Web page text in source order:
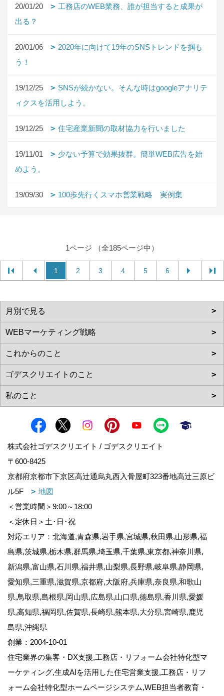
20/01/20
工務店のWEB業務、誰が担当すると成果が
出る？
20/01/06
2020年に向けて19年のSNSトレンドを掴も
う！
19/12/25
SNSが続かない。そんな時はgoogleアナリテ
ィクスを活用しよう。
19/12/25 住宅産業新聞の取材協力を行いました
19/11/01
少ない予算で効果抜群。簡単WEB広告を始
めよう。
19/09/30 100歩先行くスマホ営業戦略 実例集
1ページ （全185ページ中）
1 2 3 4 5 6
株式会社ゴデスクリエイト / ゴデスクリエイト
〒600-8425
京都府京都市下京区高辻通烏丸西入骨屋町323番地高辻三原ビ
ル5F
地図
＜営業時間＞9:00～18:00
＜定休日＞土･日･祝
対応エリア：北海道,青森県,岩手県,宮城県,秋田県,山形県,福
島県,茨城県,栃木県,群馬県,埼玉県,千葉県,東京都,神奈川県,
新潟県,富山県,石川県,福井県,山梨県,長野県,岐阜県,静岡県,
愛知県,三重県,滋賀県,京都府,大阪府,兵庫県,奈良県,和歌山
県,鳥取県,島根県,岡山県,広島県,山口県,徳島県,香川県,愛媛
県,高知県,福岡県,佐賀県,長崎県,熊本県,大分県,宮崎県,鹿児
島県,沖縄県
創業：2004-10-01
住宅業界の集客・DX支援,工務店・リフォーム会社特化型マ
ーケティング,生成AIを活用した住宅営業支援,工務店・リフ
ォーム会社特化型ホームページシステム,WEB担当者教育・